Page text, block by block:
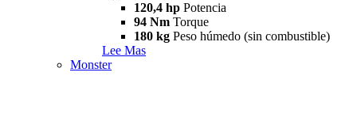
120,4 hp Potencia
94 Nm Torque
180 kg Peso húmedo (sin combustible)
Lee Mas
Monster